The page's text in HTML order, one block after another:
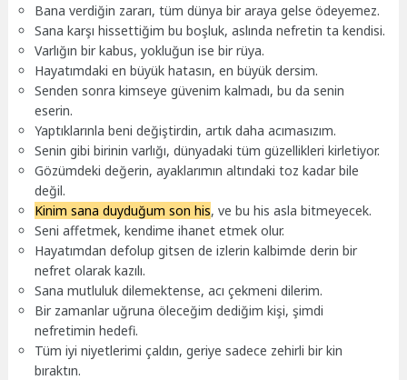
Bana verdiğin zararı, tüm dünya bir araya gelse ödeyemez.
Sana karşı hissettiğim bu boşluk, aslında nefretin ta kendisi.
Varlığın bir kabus, yokluğun ise bir rüya.
Hayatımdaki en büyük hatasın, en büyük dersim.
Senden sonra kimseye güvenim kalmadı, bu da senin
eserin.
Yaptıklarınla beni değiştirdin, artık daha acımasızım.
Senin gibi birinin varlığı, dünyadaki tüm güzellikleri kirletiyor.
Gözümdeki değerin, ayaklarımın altındaki toz kadar bile
değil.
Kinim sana duyduğum son his, ve bu his asla bitmeyecek.
Seni affetmek, kendime ihanet etmek olur.
Hayatımdan defolup gitsen de izlerin kalbimde derin bir
nefret olarak kazılı.
Sana mutluluk dilemektense, acı çekmeni dilerim.
Bir zamanlar uğruna öleceğim dediğim kişi, şimdi
nefretimin hedefi.
Tüm iyi niyetlerimi çaldın, geriye sadece zehirli bir kin
bıraktın.